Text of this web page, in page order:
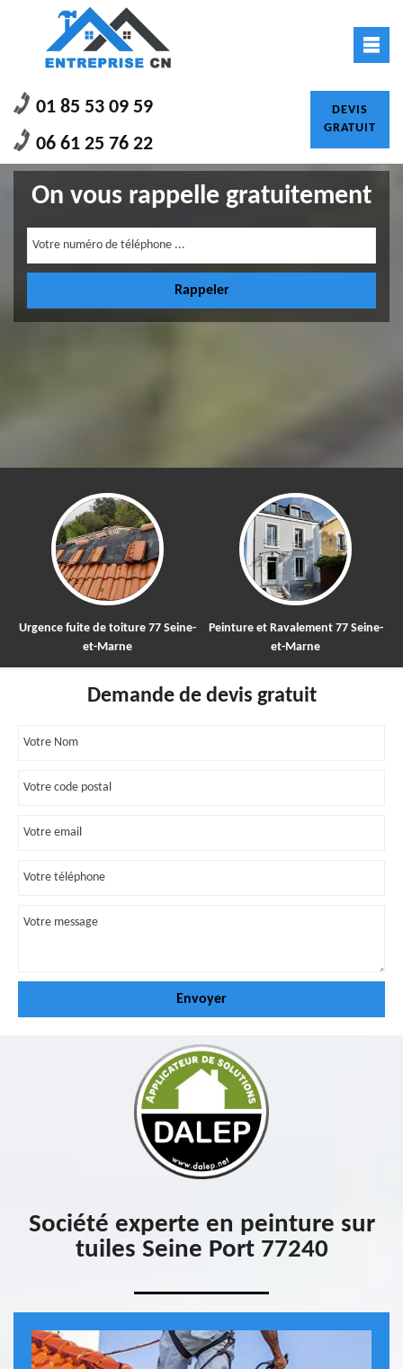
01 85 53 09 59
06 61 25 76 22
DEVIS
GRATUIT
On vous rappelle gratuitement
fuite de toiture 77 Seine-
Peinture et Ravalement 77 Seine-
Demande de devis gratuit
Société experte en peinture sur
tuiles Seine Port 77240